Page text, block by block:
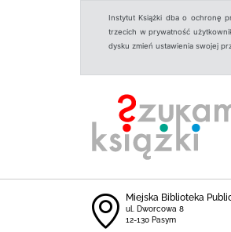
Instytut Książki dba o ochronę
trzecich w prywatność
dysku zmień ustawienia swojej
Miejska Biblioteka
ul. Dworcowa 8
12-130 Pasym